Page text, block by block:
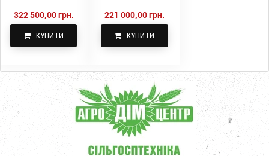
322 500,00 грн.
КУПИТИ
221 000,00 грн.
КУПИТИ